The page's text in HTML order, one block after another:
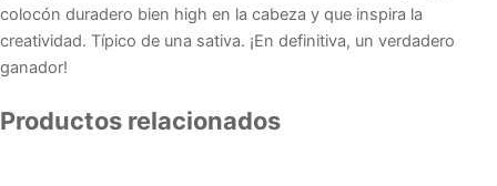
colocón duradero bien high en la cabeza y que inspira la
creatividad. Típico de una sativa. ¡En definitiva, un verdadero
ganador!
Productos relacionados